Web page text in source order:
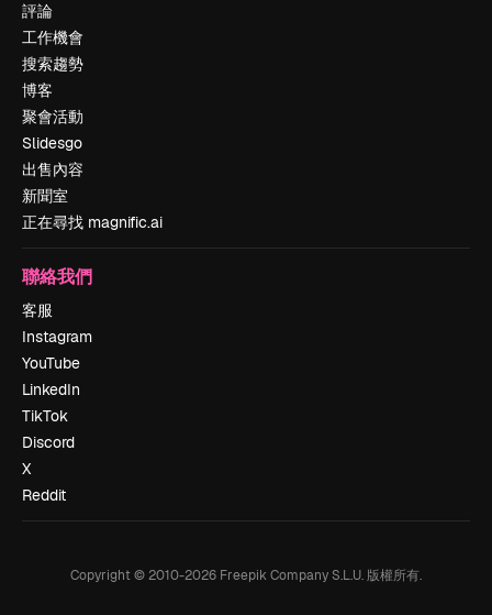
評論
工作機會
搜索趨勢
博客
聚會活動
Slidesgo
出售內容
新聞室
正在尋找 magnific.ai
聯絡我們
客服
Instagram
YouTube
LinkedIn
TikTok
Discord
X
Reddit
Copyright © 2010-2026 Freepik Company S.L.U.版權所有.